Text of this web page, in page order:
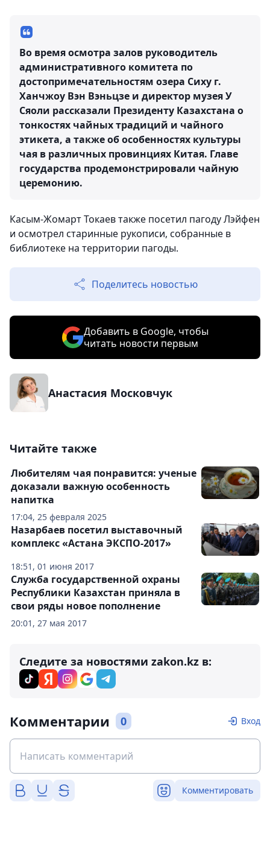
Во время осмотра залов руководитель
административного комитета по
достопримечательностям озера Сиху г.
Ханчжоу Вэн Вэньцзе и директор музея У
Сяоли рассказали Президенту Казахстана о
тонкостях чайных традиций и чайного
этикета, а также об особенностях культуры
чая в различных провинциях Китая. Главе
государства продемонстрировали чайную
церемонию.
Касым-Жомарт Токаев также посетил пагоду Лэйфен
и осмотрел старинные рукописи, собранные в
библиотеке на территории пагоды.
Поделитесь новостью
Добавить в Google, чтобы
читать новости первым
Анастасия Московчук
Читайте также
17:04, 25 февраля 2025
Любителям чая понравится: ученые
доказали важную особенность
напитка
18:51, 01 июня 2017
Назарбаев посетил выставочный
комплекс «Астана ЭКСПО-2017»
20:01, 27 мая 2017
Служба государственной охраны
Республики Казахстан приняла в
свои ряды новое пополнение
Следите за новостями zakon.kz в:
Комментарии 0 Вход
Комментировать